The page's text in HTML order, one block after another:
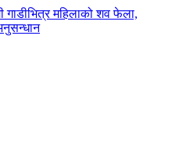
गाडीभित्र महिलाको शव फेला,